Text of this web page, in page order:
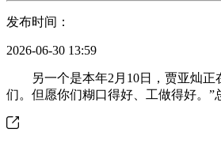
发布时间：
2026-06-30 13:59
另一个是本年2月10日，贾亚灿正
们。但愿你们糊口得好、工做得好。”